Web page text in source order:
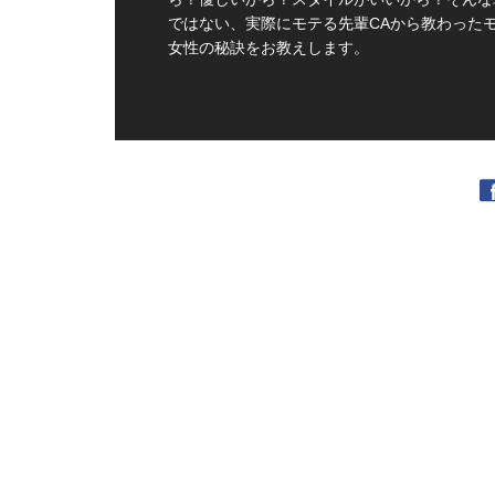
ではない、実際にモテる先輩CAから教わった
女性の秘訣をお教えします。